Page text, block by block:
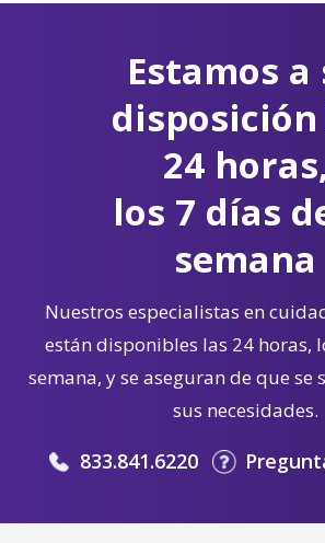
Estamos a
24
los 7 días
semana
Nuestros especialistas en
están disponibles las 24 horas,
semana, y se aseguran de que se
sus necesidades.
833.841.6220